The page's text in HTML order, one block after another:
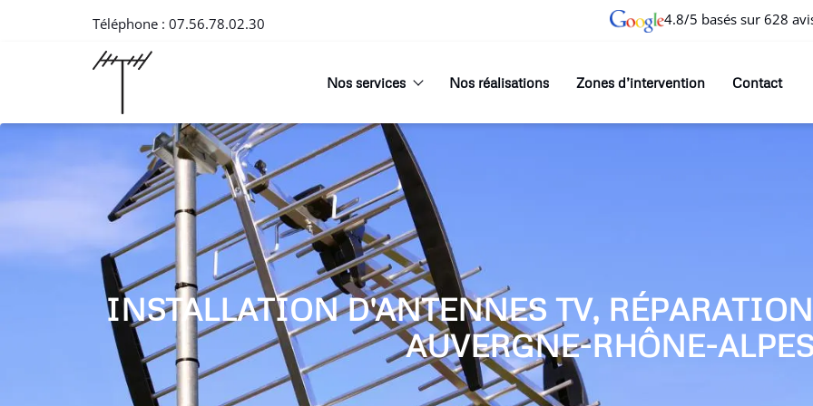
Téléphone : 07.56.78.02.30 4.8/5 basés sur 628
Nos services Nos réalisations Zones d’intervention Contact
INSTALLATION D'ANTENNES TV,
AUVERGNE-RHÔNE-